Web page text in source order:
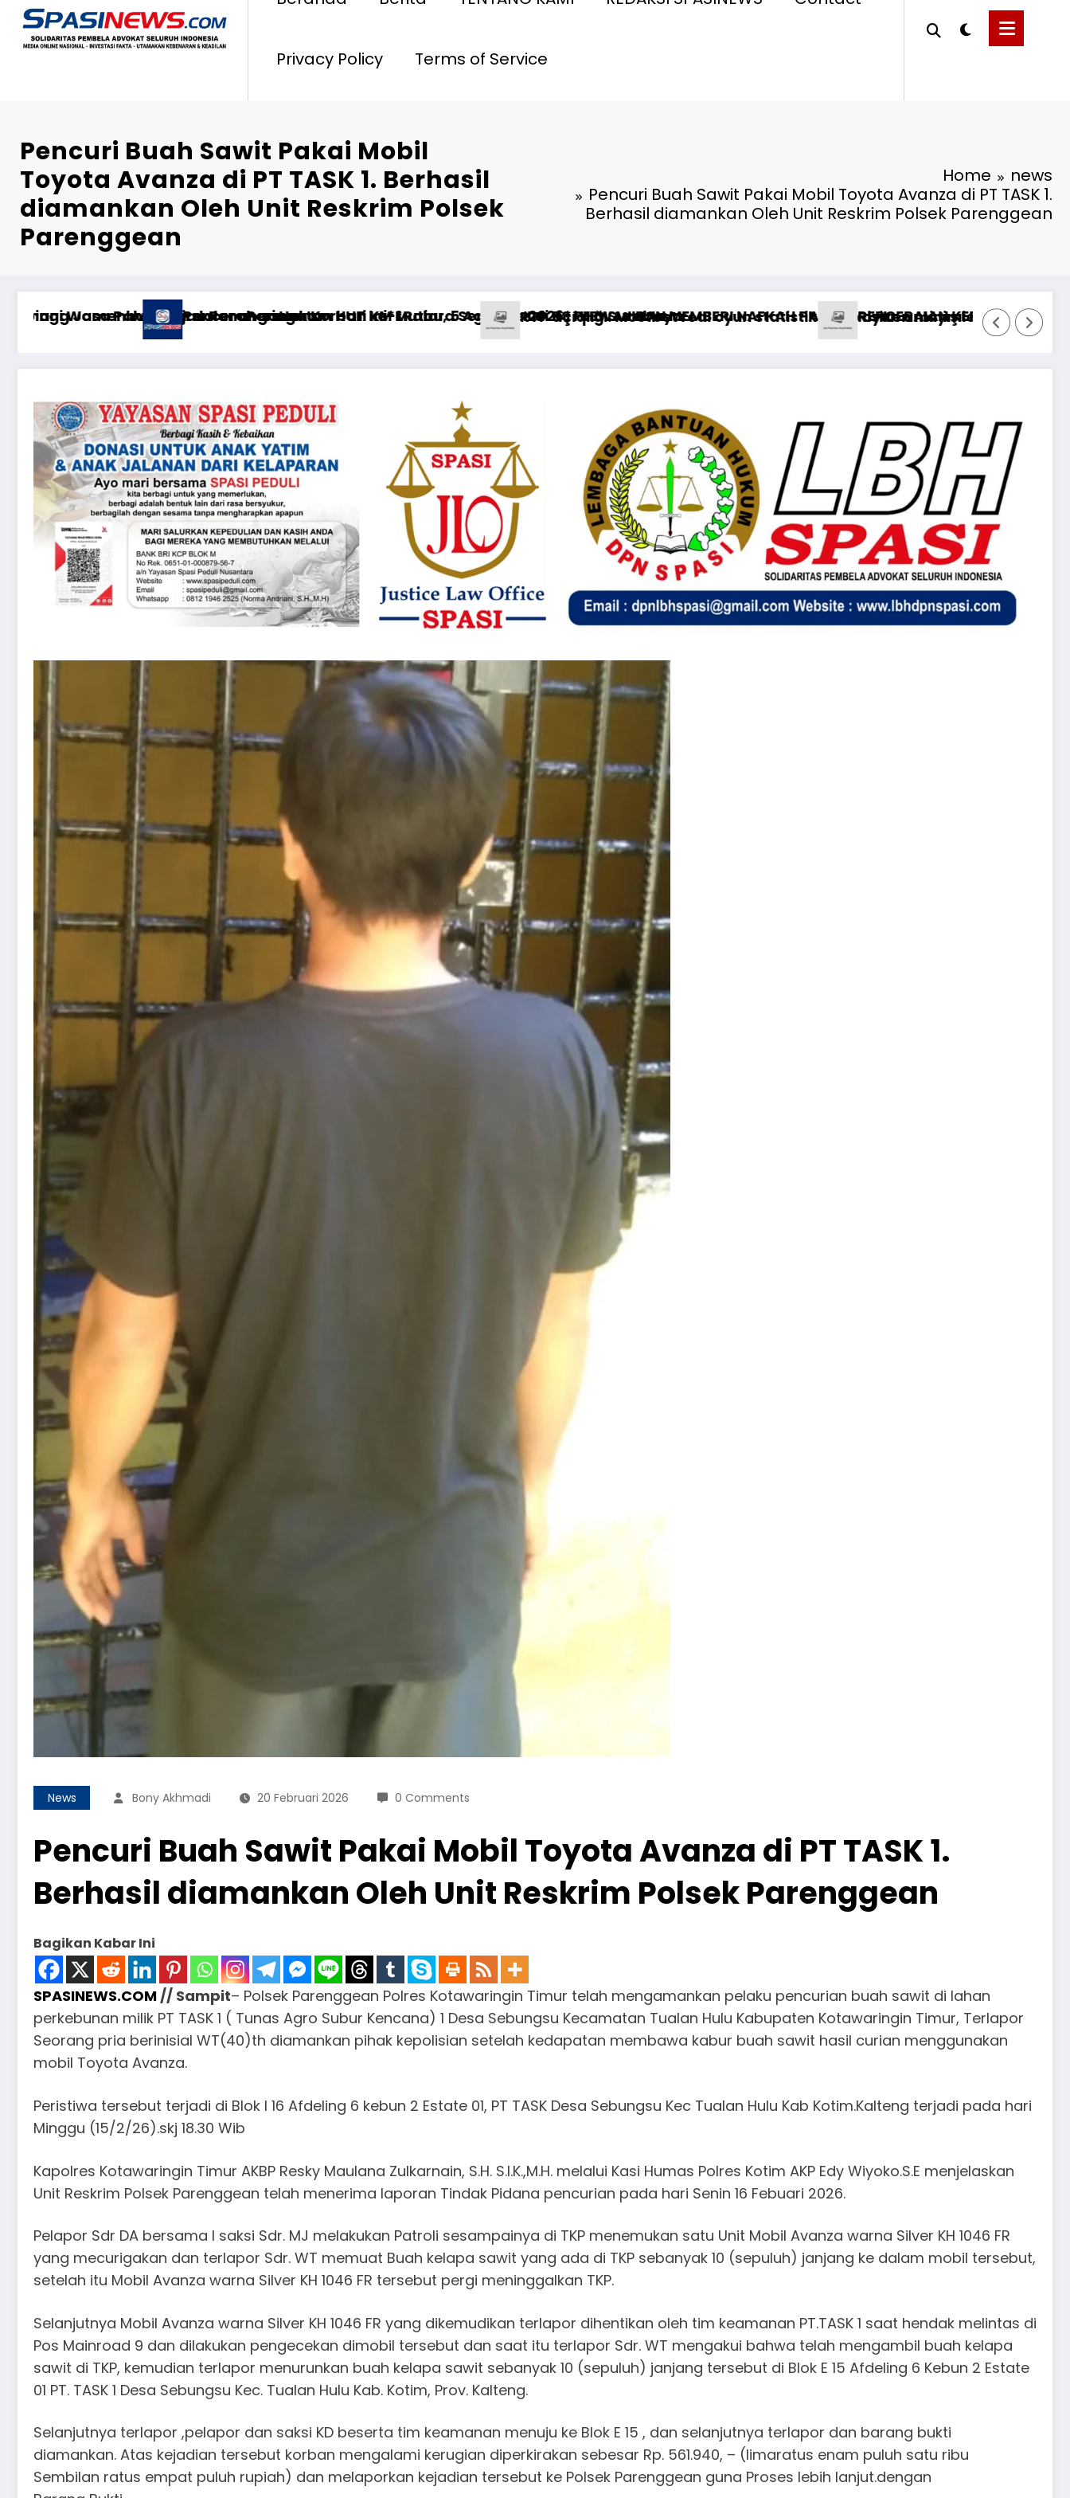
Privacy Policy Terms of Service
Pencuri Buah Sawit Pakai Mobil
Toyota Avanza di PT TASK 1. Berhasil
diamankan Oleh Unit Reskrim Polsek
Parenggean
Home
news
Pencuri Buah Sawit Pakai Mobil Toyota Avanza di PT TASK 1.
Berhasil diamankan Oleh Unit Reskrim Polsek Parenggean
PERCERAIAN KEPADA MANTAN ISTRI DAN ANAK MASIH MENGIKAT*
ilə oyun anlayışı
Risiken minimieren: Wie fange ich an, bei Sportwetten ohne Oasis?Ставки на спорт 1xBet: типичные ошибки и как их быстро исправитьUnderstanding Wagering Requirements
News Bony Akhmadi 20 Februari 2026 0 Comments
Pencuri Buah Sawit Pakai Mobil Toyota Avanza di PT TASK 1.
Berhasil diamankan Oleh Unit Reskrim Polsek Parenggean
Bagikan Kabar Ini
SPASINEWS.COM// Sampit– Polsek Parenggean Polres Kotawaringin Timur telah mengamankan pelaku pencurian buah sawit di lahan
perkebunan milik PT TASK 1 ( Tunas Agro Subur Kencana) 1 Desa Sebungsu Kecamatan Tualan Hulu Kabupaten Kotawaringin Timur, Terlapor
Seorang pria berinisial WT(40)th diamankan pihak kepolisian setelah kedapatan membawa kabur buah sawit hasil curian menggunakan
mobil Toyota Avanza.
Peristiwa tersebut terjadi di Blok I 16 Afdeling 6 kebun 2 Estate 01, PT TASK Desa Sebungsu Kec Tualan Hulu Kab Kotim.Kalteng terjadi pada hari
Minggu (15/2/26).skj 18.30 Wib
Kapolres Kotawaringin Timur AKBP Resky Maulana Zulkarnain, S.H. S.l.K.,M.H. melalui Kasi Humas Polres Kotim AKP Edy Wiyoko.S.E menjelaskan
Unit Reskrim Polsek Parenggean telah menerima laporan Tindak Pidana pencurian pada hari Senin 16 Febuari 2026.
Pelapor Sdr DA bersama l saksi Sdr. MJ melakukan Patroli sesampainya di TKP menemukan satu Unit Mobil Avanza warna Silver KH 1046 FR
yang mecurigakan dan terlapor Sdr. WT memuat Buah kelapa sawit yang ada di TKP sebanyak 10 (sepuluh) janjang ke dalam mobil tersebut,
setelah itu Mobil Avanza warna Silver KH 1046 FR tersebut pergi meninggalkan TKP.
Selanjutnya Mobil Avanza warna Silver KH 1046 FR yang dikemudikan terlapor dihentikan oleh tim keamanan PT.TASK 1 saat hendak melintas di
Pos Mainroad 9 dan dilakukan pengecekan dimobil tersebut dan saat itu terlapor Sdr. WT mengakui bahwa telah mengambil buah kelapa
sawit di TKP, kemudian terlapor menurunkan buah kelapa sawit sebanyak 10 (sepuluh) janjang tersebut di Blok E 15 Afdeling 6 Kebun 2 Estate
01 PT. TASK 1 Desa Sebungsu Kec. Tualan Hulu Kab. Kotim, Prov. Kalteng.
Selanjutnya terlapor ,pelapor dan saksi KD beserta tim keamanan menuju ke Blok E 15 , dan selanjutnya terlapor dan barang bukti
diamankan. Atas kejadian tersebut korban mengalami kerugian diperkirakan sebesar Rp. 561.940, – (limaratus enam puluh satu ribu
Sembilan ratus empat puluh rupiah) dan melaporkan kejadian tersebut ke Polsek Parenggean guna Proses lebih lanjut.dengan